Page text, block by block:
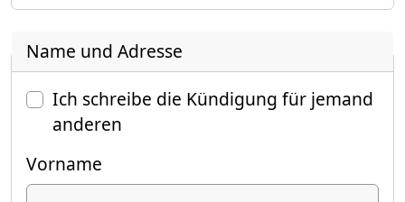
Name und Adresse
Ich schreibe die Kündigung für jemand
anderen
Vorname